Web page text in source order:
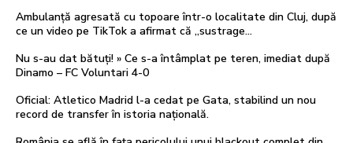
Ambulanță agresată cu topoare într-o localitate din Cluj, după
ce un video pe TikTok a afirmat că „sustrage…
Nu s-au dat bătuți! » Ce s-a întâmplat pe teren, imediat după
Dinamo – FC Voluntari 4-0
Oficial: Atletico Madrid l-a cedat pe Gata, stabilind un nou
record de transfer în istoria națională.